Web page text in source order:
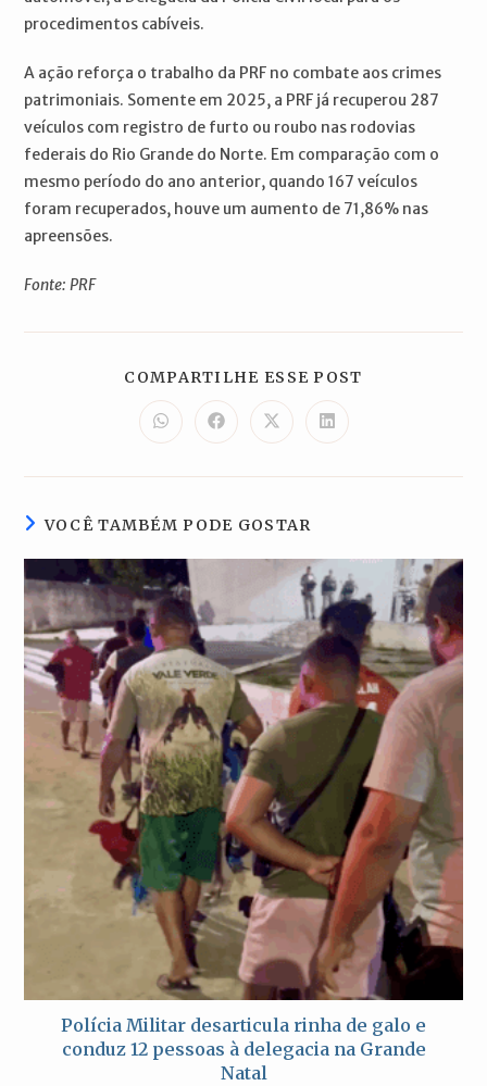
procedimentos cabíveis.
A ação reforça o trabalho da PRF no combate aos crimes
patrimoniais. Somente em 2025, a PRF já recuperou 287
veículos com registro de furto ou roubo nas rodovias
federais do Rio Grande do Norte. Em comparação com o
mesmo período do ano anterior, quando 167 veículos
foram recuperados, houve um aumento de 71,86% nas
apreensões.
Fonte: PRF
COMPARTILHE ESSE POST
Abre
em
nova
Abre
em
nova
Abre
em
nova
Abre
em
nova
VOCÊ TAMBÉM PODE GOSTAR
Polícia Militar desarticula rinha de galo e
conduz 12 pessoas à delegacia na Grande
Natal